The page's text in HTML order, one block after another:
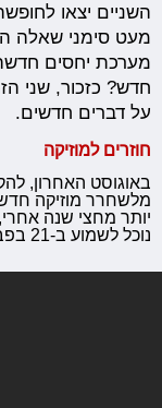
השניים יצאו
מעט סימני שאלה
מערכת יחסים
חדש? כזכור, שני
על דברים חדשים.
חוזרים למוזיקה
מלשחרר מוזיקה
יותר מחצי שנה
נוכל לשמוע ב-21 בפברואר הקרוב. אנחנו כבר לא יכולים לחכות!